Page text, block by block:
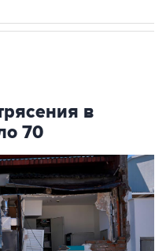
в
70